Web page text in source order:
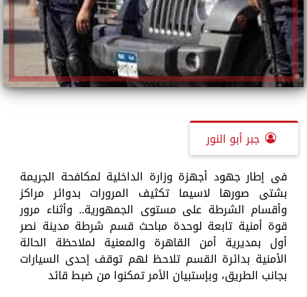
جبر أبو النور
فى إطار جهود أجهزة وزارة الداخلية لمكافحة الجريمة
بشتى صورها لاسيما تكثيف المرورات بدوائر مراكز
وأقسام الشرطة على مستوى الجمهورية.. وأثناء مرور
قوة أمنية تابعة لوحدة مباحث قسم شرطة مدينة نصر
أول بمديرية أمن القاهرة والمعنية لملاحظة الحالة
الأمنية بدائرة القسم تلاحظ لهم توقف إحدى السيارات
بجانب الطريق، وبإستبيان الأمر تمكنوا من ضبط قائد